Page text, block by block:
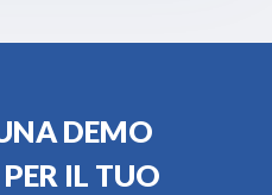
DEMO
IL TUO